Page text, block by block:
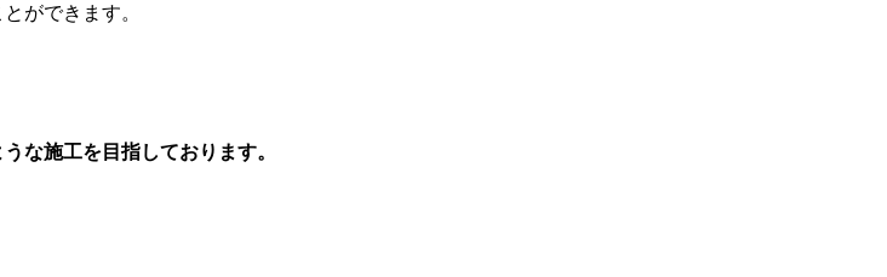
ができます。
な施工を目指しております。